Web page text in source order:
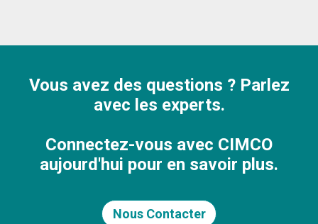
Vous avez des questions ? Parlez
avec les experts.
Connectez-vous avec CIMCO
aujourd'hui pour en savoir plus.
Nous Contacter